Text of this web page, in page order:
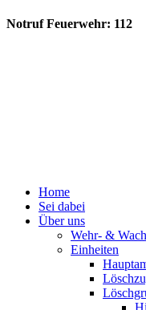
Notruf Feuerwehr: 112
Home
Sei dabei
Über uns
Wehr- &
Einheiten